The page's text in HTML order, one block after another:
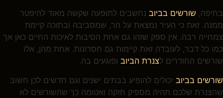
בחיפה, שורשים בביוב נחשבים לתופעה שקשה מאוד להיפטר
ממנה. זאת כי העיר נמצאת על הר, שמסביבה ובתוכה קיימת
צמחייה רבה. אין ספק שזהו גם אחת הסיבות לאיכות החיים כאן אך
כמו כל דבר, לעובדה זאת קיימות גם חסרונות. אחת מהן, אלו
שורשים החודרים לצנרת הביוב ופוגעים בה.
שורשים בביוב יכולים להופיע בבתים ישנים וגם חדשים לכן חשוב
שהצנרת שלכם תהיה מספיק חזקה ואטומה כך שהשורשים לא